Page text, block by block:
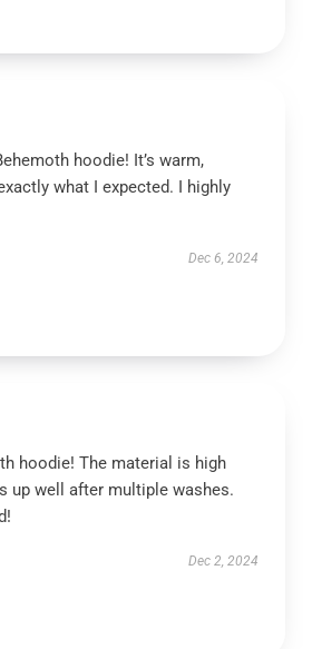
hoodie! It’s warm,
what I expected. I highly
Dec 6, 2024
hoodie! The material is high
up well after multiple washes.
Dec 2, 2024